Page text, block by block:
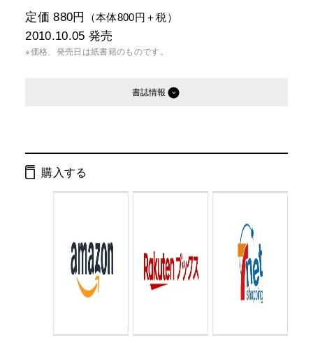
定価 880円 （本体800円＋税）
2010.10.05 発売
※価格、発売日は紙書籍のものです。
書誌情報
ページ数：
判型： 文庫判
購入する